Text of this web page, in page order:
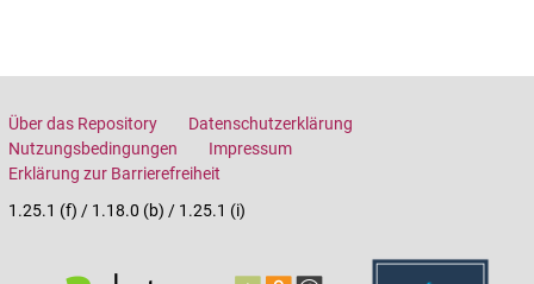
Über das Repository
Datenschutzerklärung
Nutzungsbedingungen
Impressum
Erklärung zur Barrierefreiheit
1.25.1 (f) / 1.18.0 (b) / 1.25.1 (i)